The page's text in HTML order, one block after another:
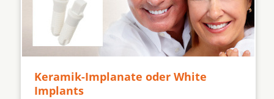
Keramik-Implanate oder White
Implants